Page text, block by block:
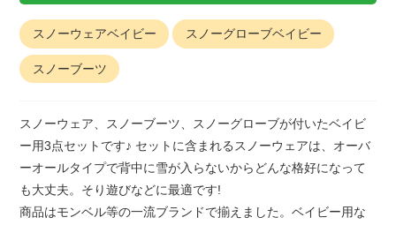
スノーウェアベイビー スノーグローブベイビー
スノーブーツ
スノーウェア、スノーブーツ、スノーグローブが付いたベイビ
ー用3点セットです♪ セットに含まれるスノーウェアは、オーバ
ーオールタイプで背中に雪が入らないからどんな格好になって
も大丈夫。そり遊びなどに最適です!
商品はモンベル等の一流ブランドで揃えました。ベイビー用な